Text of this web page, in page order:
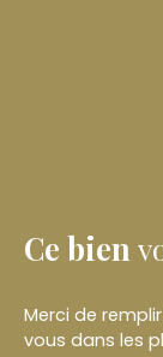
Ce bien
Merci de
vous dans les